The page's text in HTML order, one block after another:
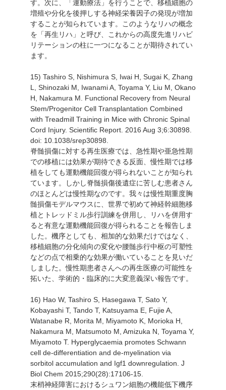
す。次に、「運動療法」を行うことで、移植細胞の
増殖や分化を後押しする神経栄養因子の発現が増加
することが知られています。このようなリハの概念
を「再生リハ」と呼び、これからの高度先進リハビ
リテーションの柱に一つになることが期待されてい
ます。
15) Tashiro S, Nishimura S, Iwai H, Sugai K, Zhang
L, Shinozaki M, Iwanami A, Toyama Y, Liu M, Okano
H, Nakamura M. Functional Recovery from Neural
Stem/Progenitor Cell Transplantation Combined
with Treadmill Training in Mice with Chronic Spinal
Cord Injury. Scientific Report. 2016 Aug 3;6:30898.
doi: 10.1038/srep30898.
脊髄損傷に対する再生医療では、急性期や亜急性期
での移植には効果が期待できる反面、慢性期では移
植をしても運動機能回復が得られないことが知られ
ています。しかし脊髄損傷後遺症に苦しむ患者さん
のほとんどは慢性期なのです。我々は慢性期重度胸
髄損傷モデルマウスに、世界で初めて神経幹細胞移
植とトレッドミル歩行訓練を併用し、リハを併用す
ると有意な運動機能回復が得られることを報告しま
した。機序としても、相加的な効果だけではなく、
移植細胞の分化傾向の変化や腰髄歩行中枢の可塑性
などの点で相乗的な効果が働いていることを見いだ
しました。慢性期患者さんへの再生医療の可能性を
拓いた、学術的・臨床的に大変意義深い報告です。
16) Hao W, Tashiro S, Hasegawa T, Sato Y,
Kobayashi T, Tando T, Katsuyama E, Fujie A,
Watanabe R, Morita M, Miyamoto K, Morioka H,
Nakamura M, Matsumoto M, Amizuka N, Toyama Y,
Miyamoto T. Hyperglycaemia promotes Schwann
cell de-differentiation and de-myelination via
sorbitol accumulation and Igf1 downregulation. J
Biol Chem 2015;290(28):17106-15.
末梢神経障害におけるシュワン細胞の機能低下機序